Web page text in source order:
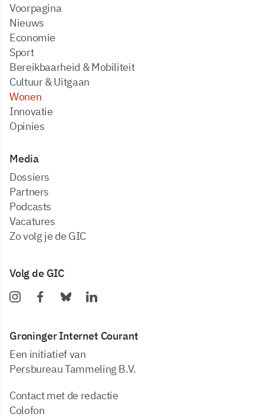
Voorpagina
Nieuws
Economie
Sport
Bereikbaarheid & Mobiliteit
Cultuur & Uitgaan
Wonen
Innovatie
Opinies
Media
dossiers
partners
podcasts
vacatures
zo volg je de GIC
Volg de GIC
Groninger Internet Courant
Een initiatief van
Persbureau Tammeling B.V.
Contact met de redactie
Colofon